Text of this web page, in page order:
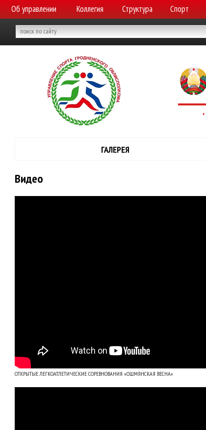
Об управлении Коллегия Структура Спорт
ГАЛЕРЕЯ
Видео
ОТКРЫТЫЕ ЛЕГКОАТЛЕТИЧЕСКИЕ СОРЕВНОВАНИЯ «ОШМЯНСКАЯ ВЕСНА»